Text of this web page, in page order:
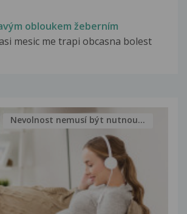
obloukem žeberním
mesic me trapi obcasna bolest
Nevolnost nemusí být nutnou...